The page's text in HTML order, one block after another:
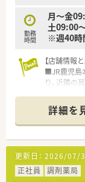
できます。
勤務
時間
月～金
土09:00
※週40時
【店舗情報
■JR鹿児島
り、近隣の
35枚程度
■正社員の
数ながらも
す。
【募集背景
■今後の在
詳細を
更新日： 2026/07/
正社員
調剤薬局